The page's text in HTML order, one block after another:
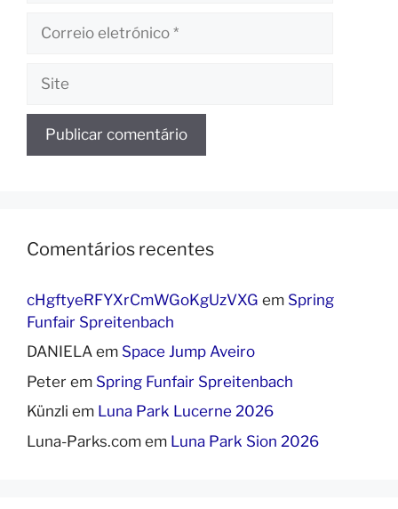
eletrónico
Comentários recentes
cHgftyeRFYXrCmWGoKgUzVXG em Spring
Funfair Spreitenbach
DANIELA em Space Jump Aveiro
Peter em Spring Funfair Spreitenbach
Künzli em Luna Park Lucerne 2026
Luna-Parks.com em Luna Park Sion 2026